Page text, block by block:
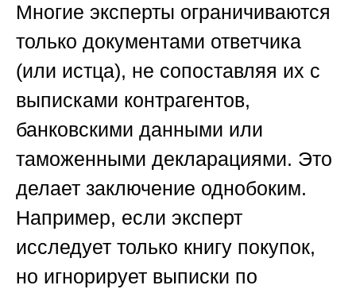
Многие эксперты ограничиваются
только документами ответчика
(или истца), не сопоставляя их с
выписками контрагентов,
банковскими данными или
таможенными декларациями. Это
делает заключение однобоким.
Например, если эксперт
исследует только книгу покупок,
но игнорирует выписки по